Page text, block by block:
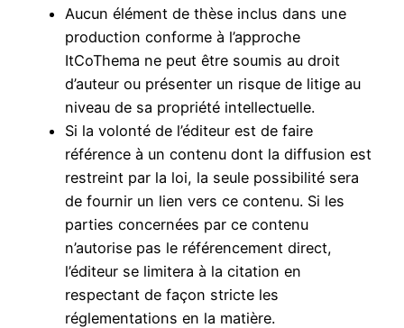
Aucun élément de thèse inclus dans une
production conforme à l’approche
ItCoThema ne peut être soumis au droit
d’auteur ou présenter un risque de litige au
niveau de sa propriété intellectuelle.
Si la volonté de l’éditeur est de faire
référence à un contenu dont la diffusion est
restreint par la loi, la seule possibilité sera
de fournir un lien vers ce contenu. Si les
parties concernées par ce contenu
n’autorise pas le référencement direct,
l’éditeur se limitera à la citation en
respectant de façon stricte les
réglementations en la matière.